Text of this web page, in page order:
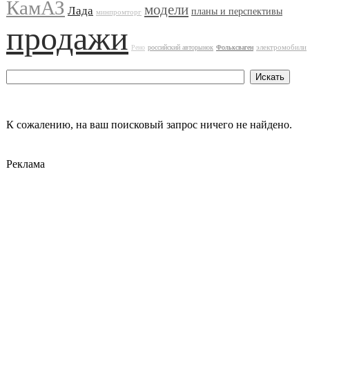
КамАЗ Лада минпромторг модели планы и перспективы
продажи Рено российский авторынок Фольксваген электромобили
К сожалению, на ваш поисковый запрос ничего не найдено.
Реклама